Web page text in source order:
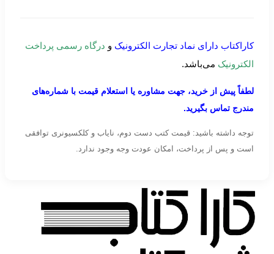
کاراکتاب دارای نماد تجارت الکترونیک و درگاه رسمی پرداخت
الکترونیک می‌باشد.
لطفاً پیش از خرید، جهت مشاوره یا استعلام قیمت با شماره‌های
مندرج تماس بگیرید.
توجه داشته باشید: قیمت کتب دست دوم، نایاب و کلکسیونری توافقی
است و پس از پرداخت، امکان عودت وجه وجود ندارد.